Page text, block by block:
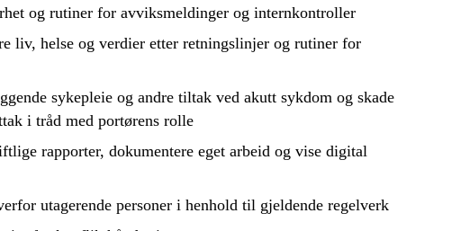
og rutiner for avviksmeldinger og internkontroller
liv, helse og verdier etter retningslinjer og rutiner for
sykepleie og andre tiltak ved akutt sykdom og skade
i tråd med portørens rolle
rapporter, dokumentereeget arbeid og vise digital
utagerende personer i henhold til gjeldende regelverk